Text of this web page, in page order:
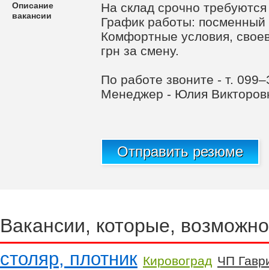
Описание
вакансии
На склад срочно
График работы:
Комфортные условия,
грн за смену.
По работе звоните - т.
Менеджер - Юлия
Отправить резюме
Вакансии, которые,
столяр, плотник Кировоград ЧП